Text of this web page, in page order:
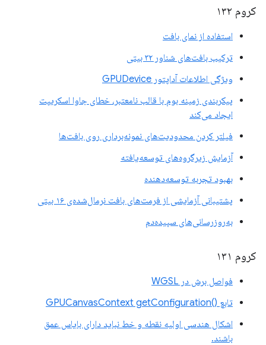
کروم ۱۳۲
استفاده از نمای بافت
ترکیب بافت‌های شناور ۳۲ بیتی
ویژگی اطلاعات آداپتور GPUDevice
پیکربندی زمینه بوم با قالب نامعتبر، خطای جاوا اسکریپت
ایجاد می‌کند
فیلتر کردن محدودیت‌های نمونه‌برداری روی بافت‌ها
آزمایش زیرگروه‌های توسعه‌یافته
بهبود تجربه توسعه‌دهنده
پشتیبانی آزمایشی از فرمت‌های بافت نرمال‌شده‌ی ۱۶ بیتی
به‌روزرسانی‌های سپیده‌دم
کروم ۱۳۱
فواصل برش در WGSL
تابع ()GPUCanvasContext getConfiguration
اشکال هندسی اولیه نقطه و خط نباید دارای بایاس عمق
باشند.